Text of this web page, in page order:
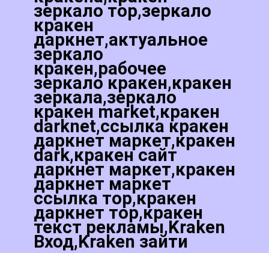
зеркало тор,зеркало
кракен
даркнет,актуальное
зеркало
кракен,рабочее
зеркало кракен,кракен
зеркала,зеркало
кракен market,кракен
darknet,ссылка кракен
даркнет маркет,кракен
dark,кракен сайт
даркнет маркет,кракен
даркнет маркет
ссылка тор,кракен
даркнет тор,кракен
текст рекламы,Kraken
Вход,Kraken зайти